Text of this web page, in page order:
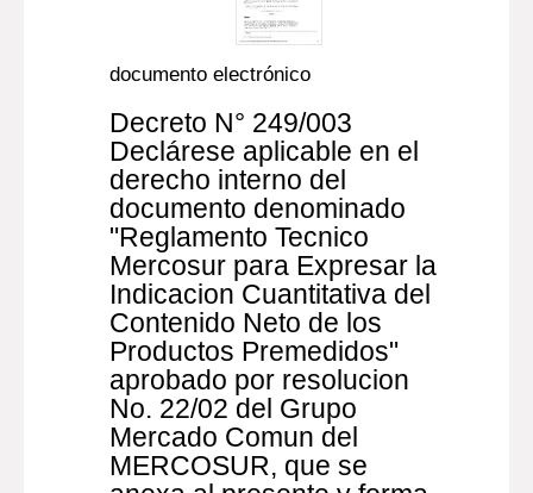
documento electrónico
Decreto N° 249/003
Declárese aplicable en el
derecho interno del
documento denominado
"Reglamento Tecnico
Mercosur para Expresar la
Indicacion Cuantitativa del
Contenido Neto de los
Productos Premedidos"
aprobado por resolucion
No. 22/02 del Grupo
Mercado Comun del
MERCOSUR, que se